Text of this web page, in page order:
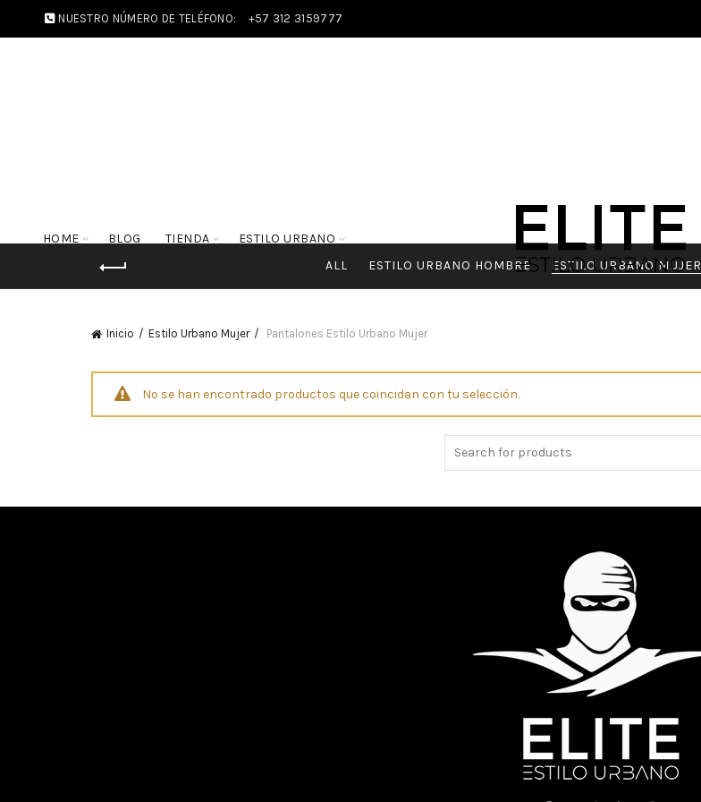
NUESTRO NÚMERO DE TELÉFONO: +57 312 3159777
HOME BLOG TIENDA ESTILO URBANO
ALL ESTILO URBANO HOMBRE ESTILO URBANO MUJER
Inicio Estilo Urbano Mujer Pantalones Estilo Urbano Mujer
No se han encontrado productos que coincidan con tu selección.